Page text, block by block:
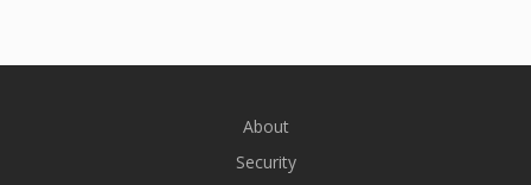
About
Security